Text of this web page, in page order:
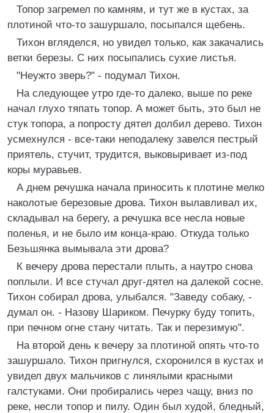
Топор загремел по камням, и тут же в кустах, за
плотиной что-то зашуршало, посыпался щебень.
Тихон вгляделся, но увидел только, как закачались
ветки березы. С них посыпались сухие листья.
"Неужто зверь?" - подумал Тихон.
На следующее утро где-то далеко, выше по реке
начал глухо тяпать топор. А может быть, это был не
стук топора, а попросту дятел долбил дерево. Тихон
усмехнулся - все-таки неподалеку завелся пестрый
приятель, стучит, трудится, выковыривает из-под
коры муравьев.
А днем речушка начала приносить к плотине мелко
наколотые березовые дрова. Тихон вылавливал их,
складывал на берегу, а речушка все несла новые
поленья, и не было им конца-краю. Откуда только
Безьшянка вымывала эти дрова?
К вечеру дрова перестали плыть, а наутро снова
поплыли. И все стучал друг-дятел на далекой сосне.
Тихон собирал дрова, улыбался. "Заведу собаку, -
думал он. - Назову Шариком. Печурку буду топить,
при печном огне стану читать. Так и перезимую".
На второй день к вечеру за плотиной опять что-то
зашуршало. Тихон пригнулся, схоронился в кустах и
увидел двух мальчиков с линялыми красными
галстуками. Они пробирались через чащу, вниз по
реке, несли топор и пилу. Один был худой, бледный,